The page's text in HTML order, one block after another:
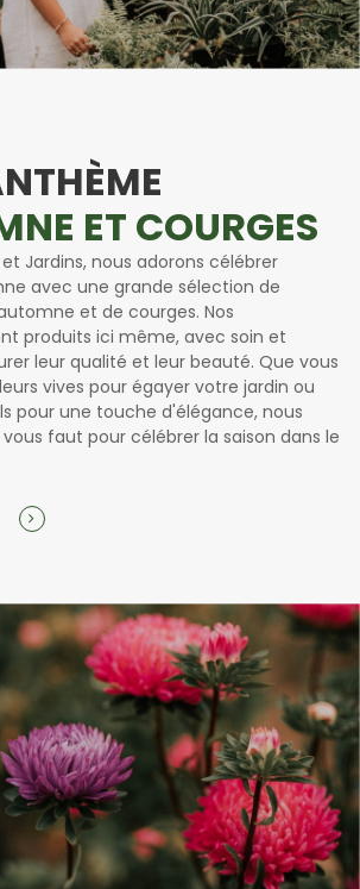
ET COURGES
Jardins, nous adorons célébrer
avec une grande sélection de
et de courges. Nos
produits ici même, avec soin et
leur qualité et leur beauté. Que vous
vives pour égayer votre jardin ou
pour une touche d'élégance, nous
faut pour célébrer la saison dans le